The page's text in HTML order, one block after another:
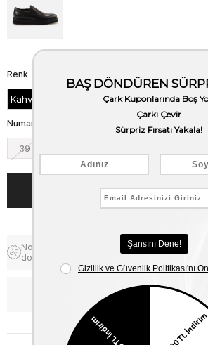
Renk
Kahve Antik
Numara
39
Notify me when the price goes
down
WhatsApp’tan Bilgi Al